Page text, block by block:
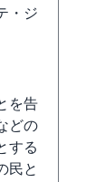
・ジ
を告
どの
する
民と